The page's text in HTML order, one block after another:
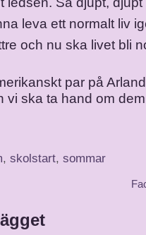
leva ett normalt liv
och nu ska livet bli
par på
vi ska ta hand om
, skolstart, sommar